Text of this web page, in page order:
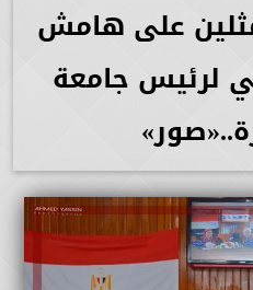
على هامش
لرئيس جامعة